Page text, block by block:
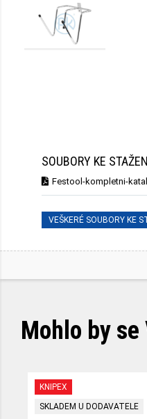
SOUBORY KE
Festool-kompletni-
VEŠKERÉ SOUBORY KE
Mohlo by
SKLADEM U DODAVATELE
KNIPEX